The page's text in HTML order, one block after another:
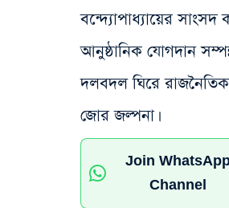
বন্দ্যোপাধ্যায়ের সাংসদ
আনুষ্ঠানিক যোগদান
দলবদল ঘিরে
জোর জল্পনা।
Join
Channel